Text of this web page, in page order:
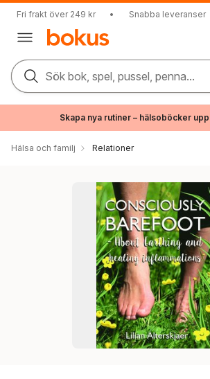
Fri frakt över 249 kr • Snabba leveranser
Sök bok, spel, pussel, penna...
Skapa nya rutiner – hälsoböcker
Hälsa och familj Relationer